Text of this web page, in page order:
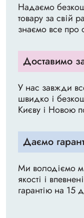
Надаємо
товару за свій
знаємо все про
Доставимо
У нас завжди
швидко і
Києву і Новою
Даємо
Ми володіємо
якості і
гарантію на 15